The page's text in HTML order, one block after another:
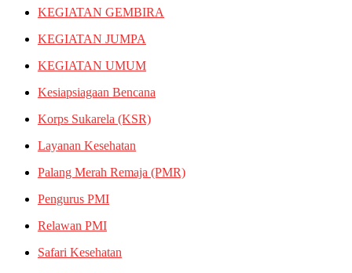
KEGIATAN GEMBIRA
KEGIATAN JUMPA
KEGIATAN UMUM
Kesiapsiagaan Bencana
Korps Sukarela (KSR)
Layanan Kesehatan
Palang Merah Remaja (PMR)
Pengurus PMI
Relawan PMI
Safari Kesehatan